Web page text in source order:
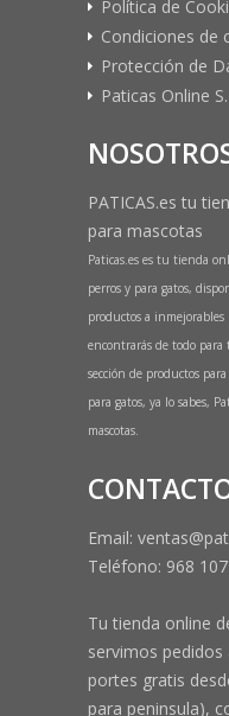
Política de
Condiciones de
Protección de
Paticas Online
PATICAS.es tu
para mascotas
Paticas.es es tu tienda
perros y para gatos,
productos a
encontrarás de todo
sección de productos
para gatos, ya lo sabes,
mascotas.
Email:
Teléfono: 968
Tu tienda online
servimos
portes gratis
para peninsula),